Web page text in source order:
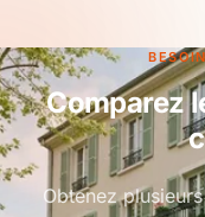
Comparez
Obtenez